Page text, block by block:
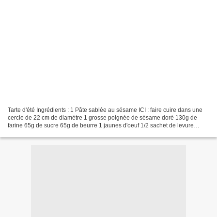
Tarte d'été Ingrédients : 1 Pâte sablée au sésame ICI : faire cuire dans une
cercle de 22 cm de diamètre 1 grosse poignée de sésame doré 130g de
farine 65g de sucre 65g de beurre 1 jaunes d'oeuf 1/2 sachet de levure